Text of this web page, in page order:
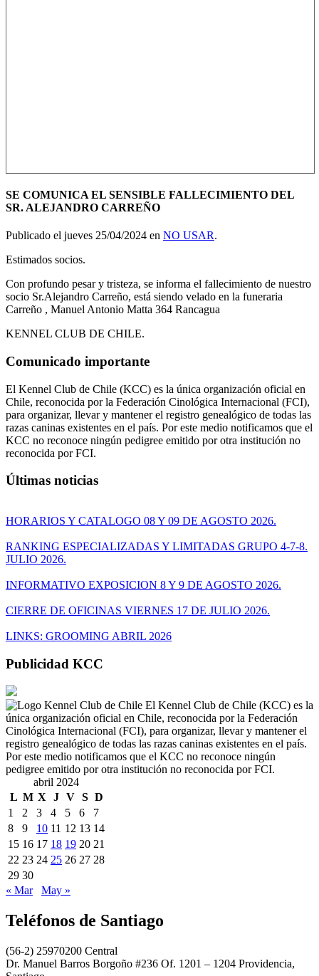
SE COMUNICA EL SENSIBLE FALLECIMIENTO DEL
SR. ALEJANDRO CARREÑO
Publicado el jueves 25/04/2024 en NO USAR.
Estimados socios.
Con profundo pesar y tristeza, se informa el fallecimiento de nuestro
socio Sr.Alejandro Carreño, está siendo velado en la funeraria
Carreño , Manuel Antonio Matta 364 Rancagua
KENNEL CLUB DE CHILE.
Comunicado importante
El Kennel Club de Chile (KCC) es la única organización oficial en
Chile, reconocida por la Federación Cinológica Internacional (FCI),
para organizar, llevar y mantener el registro genealógico de todas las
razas caninas existentes en el país. Por este medio notificamos que el
KCC no reconoce ningún pedigree emitido por otra institución no
reconocida por FCI.
Últimas noticias
HORARIOS Y CATALOGO 08 Y 09 DE AGOSTO 2026.
RANKING ESPECIALIZADAS Y LIMITADAS GRUPO 4-7-8.
JULIO 2026.
INFORMATIVO EXPOSICION 8 Y 9 DE AGOSTO 2026.
CIERRE DE OFICINAS VIERNES 17 DE JULIO 2026.
LINKS: GROOMING ABRIL 2026
Publicidad KCC
El Kennel Club de Chile (KCC) es la
única organización oficial en Chile, reconocida por la Federación
Cinológica Internacional (FCI), para organizar, llevar y mantener el
registro genealógico de todas las razas caninas existentes en el país.
Por este medio notificamos que el KCC no reconoce ningún
pedigree emitido por otra institución no reconocida por FCI.
abril 2024
L M X J V S D
1
2 3 4 5 6
7
8
9 10 11 12 13 14
15 16 17 18 19 20 21
22 23 24 25 26 27 28
29 30
« Mar
May »
Teléfonos de Santiago
(56-2) 25970200 Central
Dr. Manuel Barros Borgoño #236 Of. 1201 – 1204 Providencia,